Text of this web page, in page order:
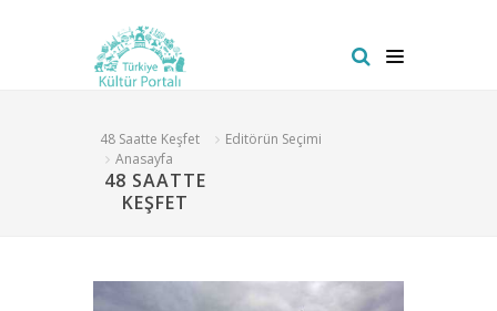
48 Saatte Keşfet
Editörün Seçimi
Anasayfa
48 SAATTE
KEŞFET